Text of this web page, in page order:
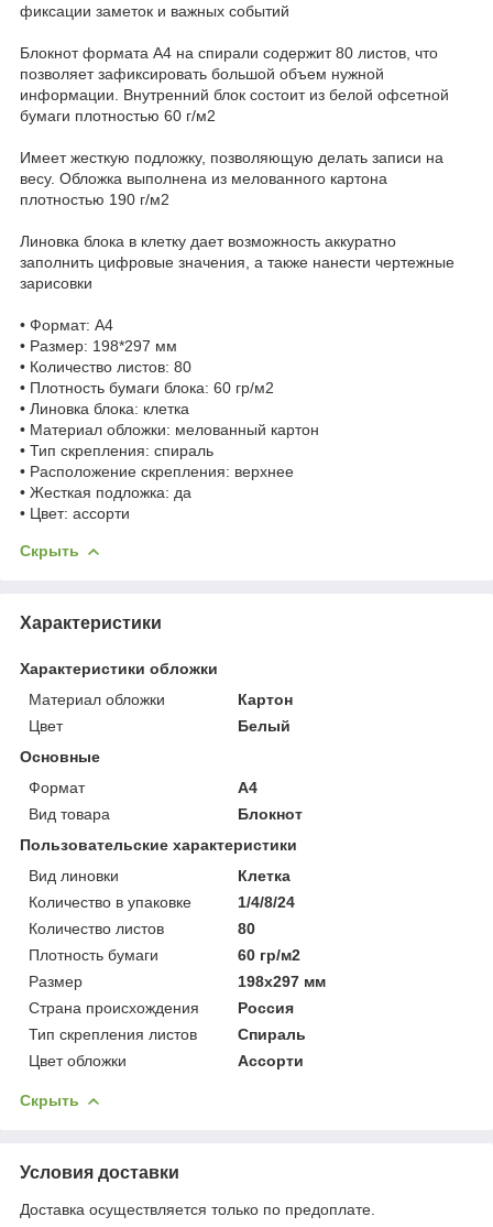
фиксации заметок и важных событий
Блокнот формата А4 на спирали содержит 80 листов, что
позволяет зафиксировать большой объем нужной
информации. Внутренний блок состоит из белой офсетной
бумаги плотностью 60 г/м2
Имеет жесткую подложку, позволяющую делать записи на
весу. Обложка выполнена из мелованного картона
плотностью 190 г/м2
Линовка блока в клетку дает возможность аккуратно
заполнить цифровые значения, а также нанести чертежные
зарисовки
• Формат: А4
• Размер: 198*297 мм
• Количество листов: 80
• Плотность бумаги блока: 60 гр/м2
• Линовка блока: клетка
• Материал обложки: мелованный картон
• Тип скрепления: спираль
• Расположение скрепления: верхнее
• Жесткая подложка: да
• Цвет: ассорти
Скрыть
Характеристики
Характеристики обложки
Материал обложки
Картон
Цвет
Белый
Основные
Формат
A4
Вид товара
Блокнот
Пользовательские характеристики
Вид линовки
Клетка
Количество в упаковке
1/4/8/24
Количество листов
80
Плотность бумаги
60 гр/м2
Размер
198х297 мм
Страна происхождения
Россия
Тип скрепления листов
Спираль
Цвет обложки
Ассорти
Скрыть
Условия доставки
Доставка осуществляется только по предоплате.